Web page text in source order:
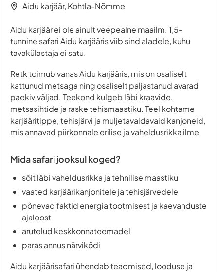
Aidu karjäär, Kohtla-Nõmme
Aidu karjäär ei ole ainult veepealne maailm. 1,5-
tunnine safari Aidu karjääris viib sind aladele, kuhu
tavakülastaja ei satu.
Retk toimub vanas Aidu karjääris, mis on osaliselt
kattunud metsaga ning osaliselt paljastanud avarad
paekiviväljad. Teekond kulgeb läbi kraavide,
metsasihtide ja raske tehismaastiku. Teel kohtame
karjääritippe, tehisjärvi ja muljetavaldavaid kanjoneid,
mis annavad piirkonnale erilise ja vaheldusrikka ilme.
Mida safari jooksul koged?
sõit läbi vaheldusrikka ja tehnilise maastiku
vaated karjäärikanjonitele ja tehisjärvedele
põnevad faktid energia tootmisest ja kaevanduste
ajaloost
arutelud keskkonnateemadel
paras annus närvikõdi
Aidu karjäärisafari ühendab teadmised, looduse ja